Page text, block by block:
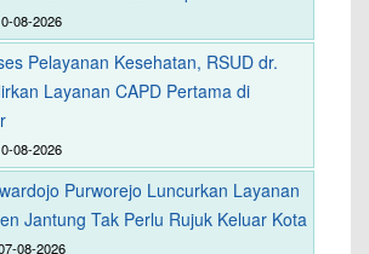
08-2026
Pelayanan Kesehatan, RSUD dr.
Layanan CAPD Pertama di
08-2026
Purworejo Luncurkan Layanan
Jantung Tak Perlu Rujuk Keluar Kota
08-2026